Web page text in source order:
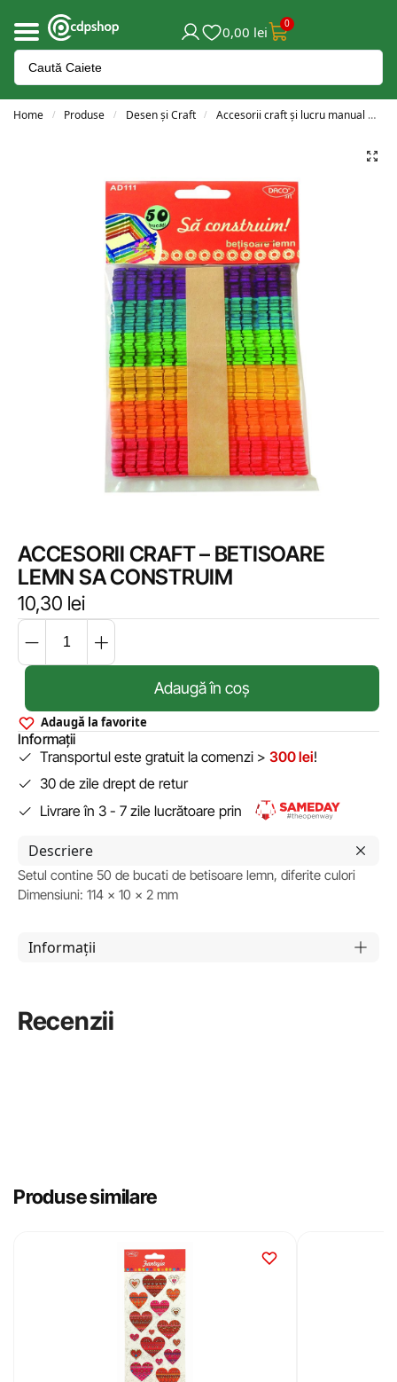
0,00 lei 0
Home / Produse / Desen și Craft / Accesorii craft și lucru manual
ACCESORII CRAFT – BETISOARE
LEMN SA CONSTRUIM
10,30 lei
Adaugă în coș
Adaugă la favorite
Informații
Transportul este gratuit la comenzi > 300 lei!
30 de zile drept de retur
Livrare în 3 - 7 zile lucrătoare prin
Descriere
Setul contine 50 de bucati de betisoare lemn, diferite culori
Dimensiuni: 114 x 10 x 2 mm
Informații
Recenzii
Produse similare